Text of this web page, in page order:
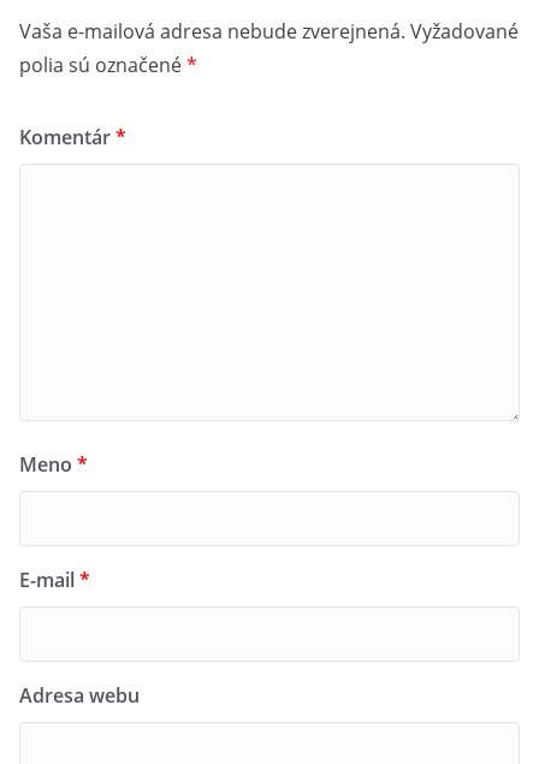
Vaša e-mailová adresa nebude zverejnená. Vyžadované
polia sú označené*
Komentár*
Meno *
E-mail*
Adresa webu